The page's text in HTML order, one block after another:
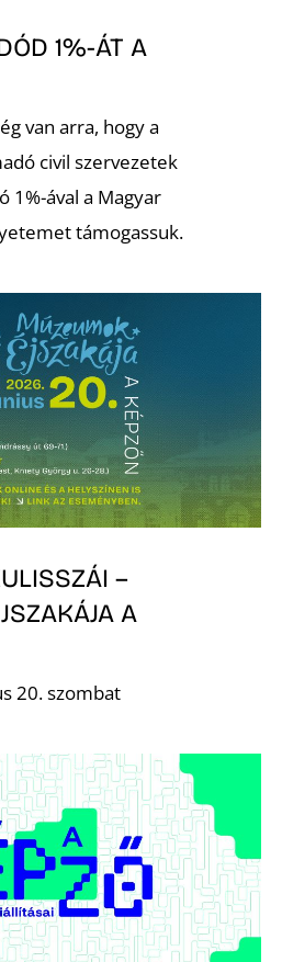
1%-ÁT A
van arra, hogy a
civil szervezetek
1%-ával a Magyar
támogassuk.
–
A
20. szombat